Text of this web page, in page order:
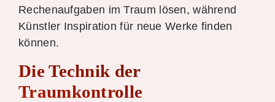
Rechenaufgaben im Traum lösen, während
Künstler Inspiration für neue Werke finden
können.
Die Technik der
Traumkontrolle